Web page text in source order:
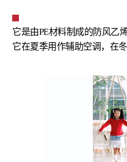
它是由PE材料制成的防风乙烯
它在夏季用作辅助空调，在